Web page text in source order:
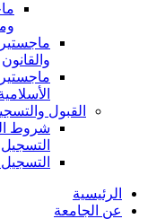
والقانون
ماجستير
القبول
شروط
التسجيل
الرئيسية
عن الجامعة